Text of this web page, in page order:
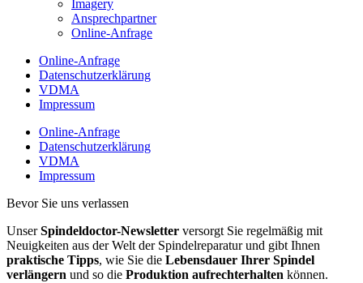
Imagery
Ansprechpartner
Online-Anfrage
Online-Anfrage
Datenschutzerklärung
VDMA
Impressum
Online-Anfrage
Datenschutzerklärung
VDMA
Impressum
Bevor Sie uns verlassen
UnserSpindeldoctor-Newsletter versorgt Sie regelmäßig mit
Neuigkeiten aus der Welt der Spindelreparatur und gibt Ihnen
praktische Tipps, wie Sie die Lebensdauer Ihrer Spindel
verlängern und so die Produktion aufrechterhalten können.